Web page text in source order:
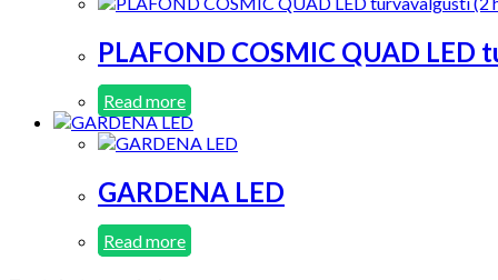
PLAFOND COSMIC QUAD LED
Read more
GARDENA LED
Read more